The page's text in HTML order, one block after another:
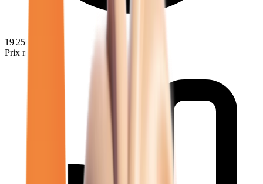
19 250
Prix minimum